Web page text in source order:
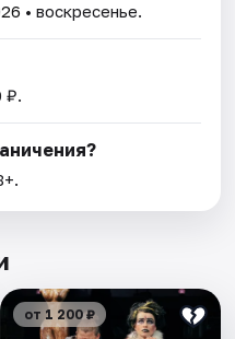
• воскресенье.
₽.
от 1 200 ₽